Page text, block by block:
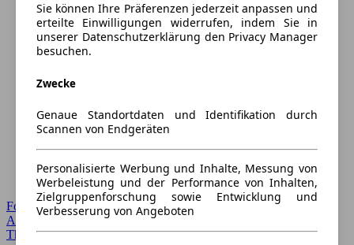
Forum Startseite
Alle Auto-Foren
Themen-Forum
Sie können Ihre Präferenzen jederzeit anpassen und
erteilte Einwilligungen widerrufen, indem Sie in
unserer Datenschutzerklärung den Privacy Manager
besuchen.
Zwecke
Genaue Standortdaten und Identifikation durch
Scannen von Endgeräten
Personalisierte Werbung und Inhalte, Messung von
Werbeleistung und der Performance von Inhalten,
Zielgruppenforschung sowie Entwicklung und
Verbesserung von Angeboten